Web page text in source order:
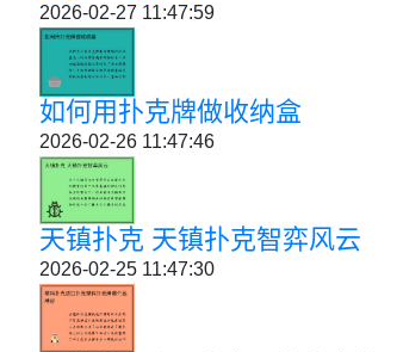
2026-02-27 11:47:59
如何用扑克牌做收纳盒
2026-02-26 11:47:46
天镇扑克 天镇扑克智弈风云
2026-02-25 11:47:30